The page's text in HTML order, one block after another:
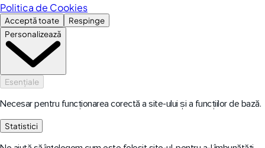
Politica de Cookies
Acceptă toate
Respinge
Personalizează
Esențiale
Necesar pentru funcționarea corectă a site-ului și a funcțiilor de bază.
Statistici